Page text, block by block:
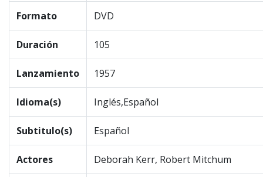
Formato DVD
Duración 105
Lanzamiento 1957
Idioma(s) Inglés,Español
Subtitulo(s) Español
Actores Deborah Kerr, Robert Mitchum